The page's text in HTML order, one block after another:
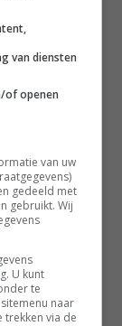
van diensten
of openen
van uw
gedeeld met
gebruikt. Wij
U kunt
te
naar
trekken via de